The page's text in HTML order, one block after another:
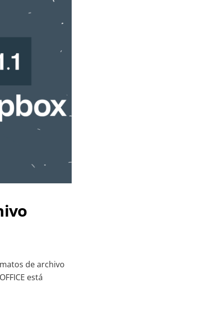
de archivo
está